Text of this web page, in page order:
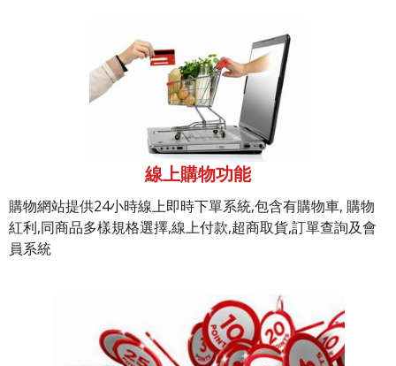
線上購物功能
購物網站提供24小時線上即時下單系統,包含有購物車, 購物
紅利,同商品多樣規格選擇,線上付款,超商取貨,訂單查詢及會
員系統